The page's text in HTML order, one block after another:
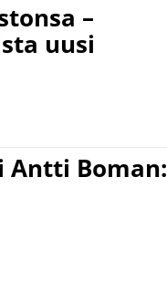
–
uusi
Antti Boman: